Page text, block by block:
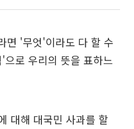
면 '무엇'이라도 다 할 수
로 우리의 뜻을 표하느
대해 대국민 사과를 할